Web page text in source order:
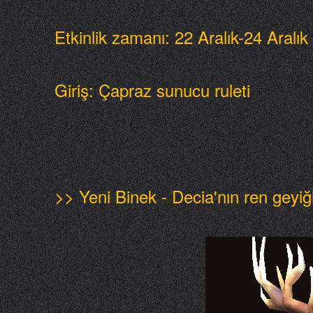
Etkinlik zamanı: 22 Aralık-24 Aralık
Giriş: Çapraz sunucu ruleti
>> Yeni Binek - Decia'nın ren